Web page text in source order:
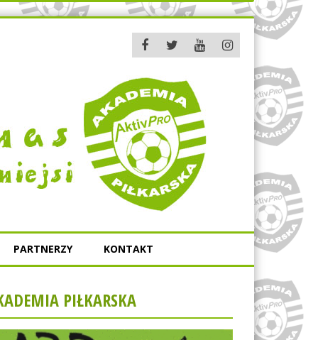
PARTNERZY KONTAKT
PIŁKARSKA